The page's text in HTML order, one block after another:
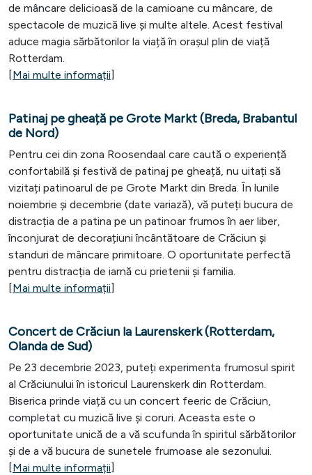
de mâncare delicioasă de la camioane cu mâncare, de
spectacole de muzică live și multe altele. Acest festival
aduce magia sărbătorilor la viață în orașul plin de viață
Rotterdam.
[Mai multe informații]
Patinaj pe gheață pe Grote Markt (Breda, Brabantul
de Nord)
Pentru cei din zona Roosendaal care caută o experiență
confortabilă și festivă de patinaj pe gheață, nu uitați să
vizitați patinoarul de pe Grote Markt din Breda. În lunile
noiembrie și decembrie (date variază), vă puteți bucura de
distracția de a patina pe un patinoar frumos în aer liber,
înconjurat de decorațiuni încântătoare de Crăciun și
standuri de mâncare primitoare. O oportunitate perfectă
pentru distracția de iarnă cu prietenii și familia.
[Mai multe informații]
Concert de Crăciun la Laurenskerk (Rotterdam,
Olanda de Sud)
Pe 23 decembrie 2023, puteți experimenta frumosul spirit
al Crăciunului în istoricul Laurenskerk din Rotterdam.
Biserica prinde viață cu un concert feeric de Crăciun,
completat cu muzică live și coruri. Aceasta este o
oportunitate unică de a vă scufunda în spiritul sărbătorilor
și de a vă bucura de sunetele frumoase ale sezonului.
[Mai multe informații]